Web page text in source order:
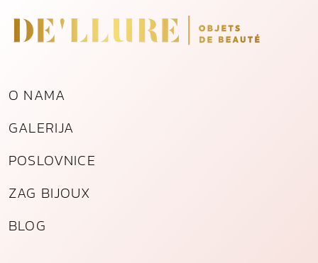
ć
o
č
l
k
k
O NAMA
GALERIJA
POSLOVNICE
ZAG BIJOUX
BLOG